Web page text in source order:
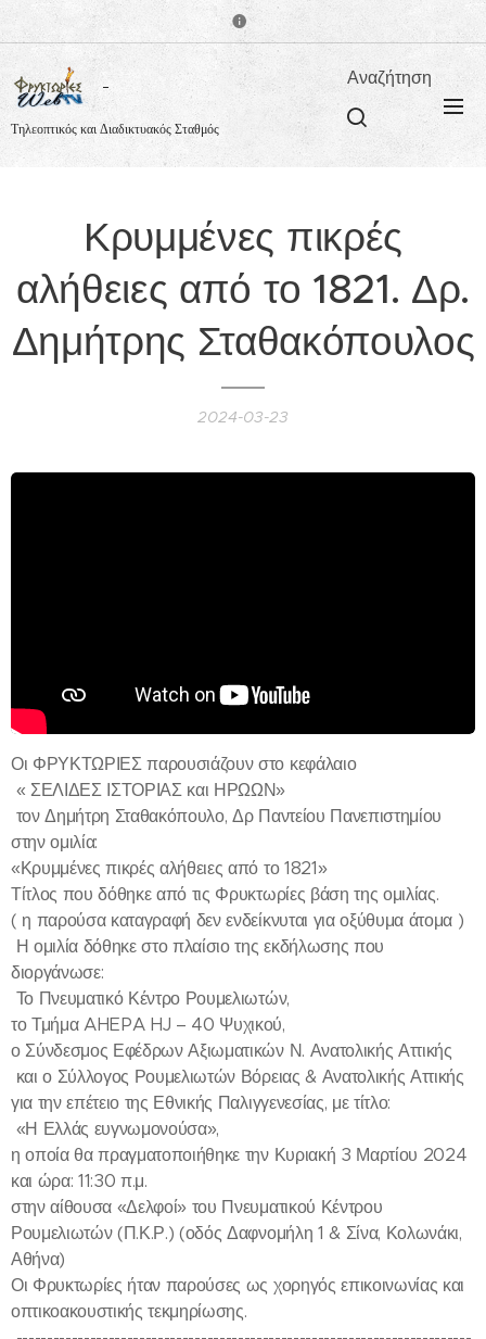
Τηλεοπτικός και Διαδικτυακός Σταθμός
Αναζήτηση
Κρυμμένες πικρές
αλήθειες από το 1821. Δρ.
Δημήτρης Σταθακόπουλος
2024-03-23
Οι ΦΡΥΚΤΩΡΙΕΣ παρουσιάζουν στο κεφάλαιο
« ΣΕΛΙΔΕΣ ΙΣΤΟΡΙΑΣ και ΗΡΩΩΝ»
τον Δημήτρη Σταθακόπουλο, Δρ Παντείου Πανεπιστημίου
στην ομιλία:
«Κρυμμένες πικρές αλήθειες από το 1821»
Τίτλος που δόθηκε από τις Φρυκτωρίες βάση της ομιλίας.
( η παρούσα καταγραφή δεν ενδείκνυται για οξύθυμα άτομα )
Η ομιλία δόθηκε στο πλαίσιο της εκδήλωσης που
διοργάνωσε:
Το Πνευματικό Κέντρο Ρουμελιωτών,
το Τμήμα AHEPA HJ – 40 Ψυχικού,
ο Σύνδεσμος Εφέδρων Αξιωματικών Ν. Ανατολικής Αττικής
και ο Σύλλογος Ρουμελιωτών Βόρειας & Ανατολικής Αττικής
για την επέτειο της Εθνικής Παλιγγενεσίας, με τίτλο:
«Η Ελλάς ευγνωμονούσα»,
η οποία θα πραγματοποιήθηκε την Κυριακή 3 Μαρτίου 2024
και ώρα: 11:30 π.μ.
στην αίθουσα «Δελφοί» του Πνευματικού Κέντρου
Ρουμελιωτών (Π.Κ.Ρ.) (οδός Δαφνομήλη 1 & Σίνα, Κολωνάκι,
Αθήνα)
Οι Φρυκτωρίες ήταν παρούσες ως χορηγός επικοινωνίας και
οπτικοακουστικής τεκμηρίωσης.